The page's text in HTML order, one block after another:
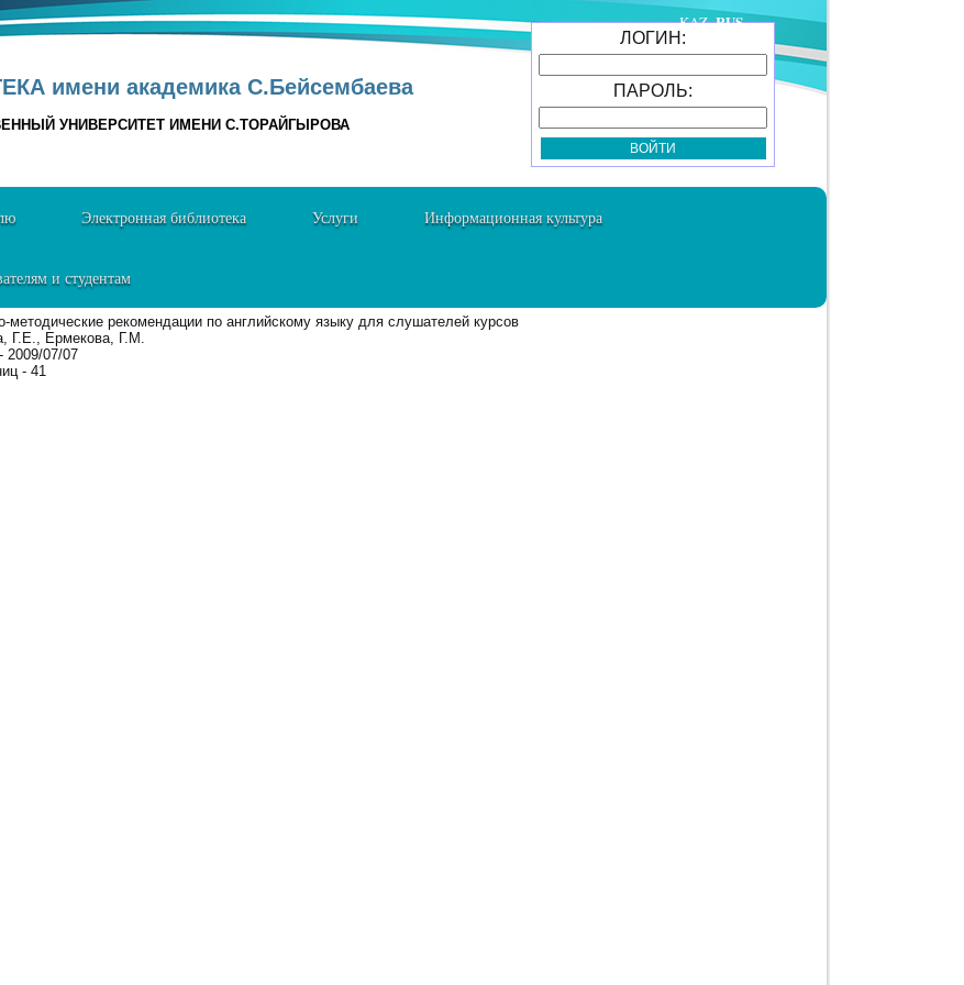
имени академика С.Бейсембаева
УНИВЕРСИТЕТ ИМЕНИ С.ТОРАЙГЫРОВА
ЛОГИН:
ПАРОЛЬ:
KAZ RUS
Электронная библиотека Услуги Информационная культура
и студентам
методические рекомендации по английскому языку для слушателей курсов
Г.Е., Ермекова, Г.М.
2009/07/07
- 41